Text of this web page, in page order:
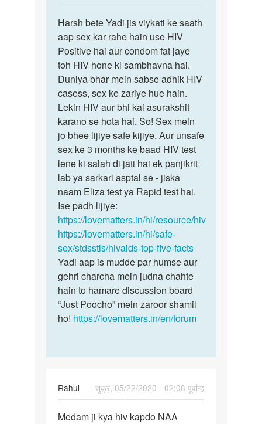
to
mine
ek
boy
ke
sath
sex
kiya…
by
Harsh
T
p
Harsh
bete
Yadi
jis
viykati…
Harsh bete Yadi jis viykati ke saath
aap sex kar rahe hain use HIV
Positive hai aur condom fat jaye
toh HIV hone ki sambhavna hai.
Duniya bhar mein sabse adhik HIV
casess, sex ke zariye hue hain.
Lekin HIV aur bhi kai asurakshit
karano se hota hai. So! Sex mein
jo bhee lijiye safe kijiye. Aur unsafe
sex ke 3 months ke baad HIV test
lene ki salah di jati hai ek panjikrit
lab ya sarkari asptal se - jiska
naam Eliza test ya Rapid test hai.
Ise padh lijiye:
https://lovematters.in/hi/resource/hiv
https://lovematters.in/hi/safe-
sex/stdsstis/hivaids-top-five-facts
Yadi aap is mudde par humse aur
gehri charcha mein judna chahte
hain to hamare discussion board
“Just Poocho” mein zaroor shamil
ho! https://lovematters.in/en/forum
Rahul
शुक्र, 05/22/2020 - 02:06 पूर्वान्ह
Medam
Medam ji kya hiv kapdo NAA